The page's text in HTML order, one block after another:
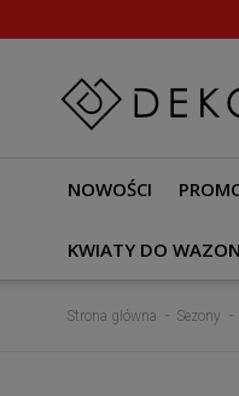
NOWOŚCI
KWIATY DO
Strona główna Sezony